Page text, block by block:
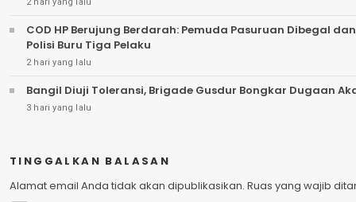
COD HP Berujung Berdarah: Pemuda Pasuruan Dibegal
Polisi Buru Tiga Pelaku
2 hari yang lalu
Bangil Diuji Toleransi, Brigade Gusdur Bongkar Dugaan
3 hari yang lalu
TINGGALKAN BALASAN
Alamat email Anda tidak akan dipublikasikan. Ruas yang wajib